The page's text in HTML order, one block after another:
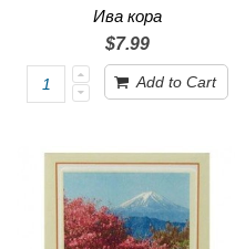
Ива кора
$7.99
Add to Cart